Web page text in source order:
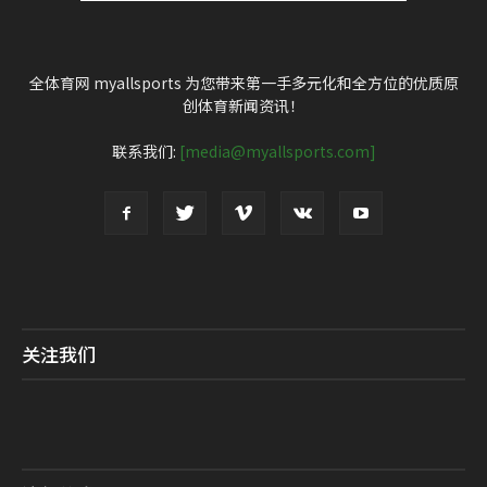
全体育网 myallsports 为您带来第一手多元化和全方位的优质原
创体育新闻资讯！
联系我们: [media@myallsports.com]
关注我们